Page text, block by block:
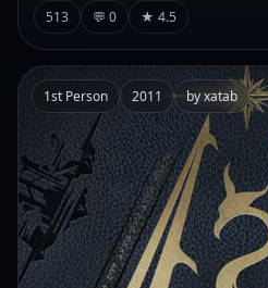
513 💬 0 ★ 4.5
1st Person 2011 by xatab